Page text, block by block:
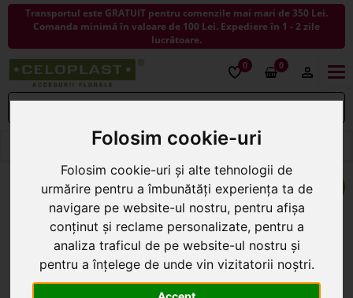
Folosim cookie-uri
Folosim cookie-uri și alte tehnologii de
urmărire pentru a îmbunătăți experiența ta de
navigare pe website-ul nostru, pentru afișa
conținut și reclame personalizate, pentru a
analiza traficul de pe website-ul nostru și
pentru a înțelege de unde vin vizitatorii noștri.
Transportul este GRATUIT pentru comenzile mai mari de 350 Lei.
Comanda minimă în valoare de 100 Lei. Expediere în 1 - 2 zile
lucrătoare.
0 0
< ÎNAPOI LA FLORI ARTIFICIALE